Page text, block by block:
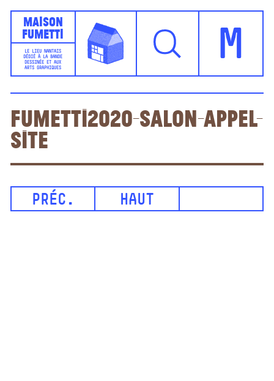
Maison
Fumetti
LE LIEU NANTAIS
DÉDIÉ À LA BANDE
DESSINÉE ET AUX
ARTS GRAPHIQUES
M
Fumetti2020-salon-appel-
site
PRÉC. HAUT